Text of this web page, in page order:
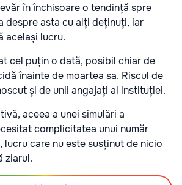
în închisoare o tendință spre
despre asta cu alți deținuți, iar
același lucru.
cel puțin o dată, posibil chiar de
înainte de moartea sa. Riscul de
și de unii angajați ai instituției.
aceea a unei simulări a
complicitatea unui număr
lucru care nu este susținut de nicio
ziarul.